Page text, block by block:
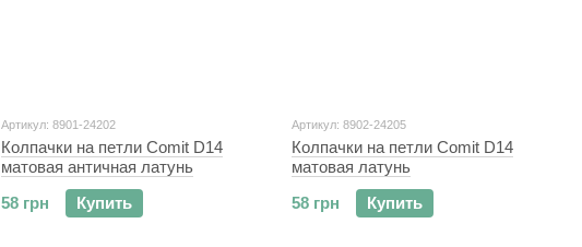
Артикул: 8901-24202
Колпачки на петли Comit D14
матовая античная латунь
58 грн
Купить
Артикул: 8902-24205
Колпачки на петли Comit D14
матовая латунь
58 грн
Купить